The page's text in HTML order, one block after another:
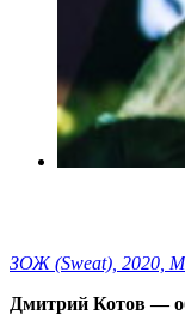
ЗОЖ (Sweat), 2020,
Дмитрий Котов —